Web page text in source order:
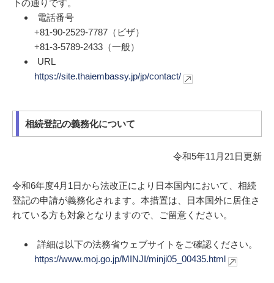
下の通りです。
電話番号
+81-90-2529-7787（ビザ）
+81-3-5789-2433（一般）
URL
https://site.thaiembassy.jp/jp/contact/
相続登記の義務化について
令和5年11月21日更新
令和6年度4月1日から法改正により日本国内において、相続
登記の申請が義務化されます。本措置は、日本国外に居住さ
れている方も対象となりますので、ご留意ください。
詳細は以下の法務省ウェブサイトをご確認ください。
https://www.moj.go.jp/MINJI/minji05_00435.html